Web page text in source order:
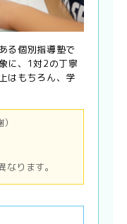
る個別指導塾で
に、1対2の丁寧
はもちろん、学
ります。